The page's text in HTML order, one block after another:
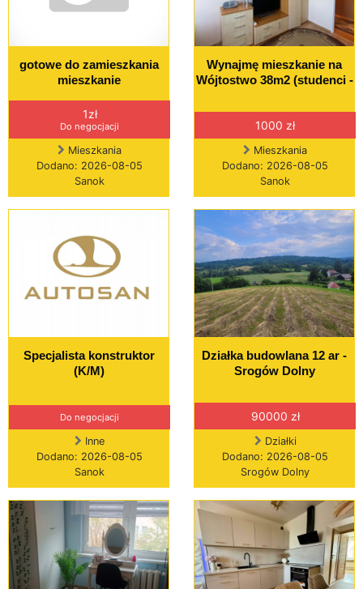
gotowe do zamieszkania
mieszkanie
1zł
Do negocjacji
Mieszkania
Dodano: 2026-08-05
Sanok
Wynajmę mieszkanie na
Wójtostwo 38m2 (studenci -
1000 zł
Mieszkania
Dodano: 2026-08-05
Sanok
Specjalista konstruktor
(K/M)
Do negocjacji
Inne
Dodano: 2026-08-05
Sanok
Działka budowlana 12 ar -
Srogów Dolny
90000 zł
Działki
Dodano: 2026-08-05
Srogów Dolny